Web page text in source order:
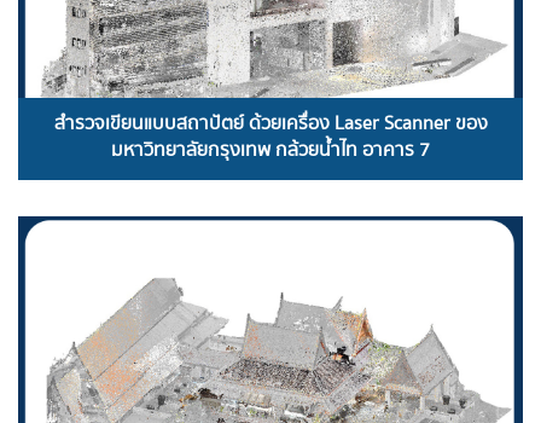
สำรวจเขียนแบบสถาปัตย์ ด้วยเครื่อง Laser Scanner ของ
มหาวิทยาลัยกรุงเทพ กล้วยน้ำไท อาคาร 7
READ MORE